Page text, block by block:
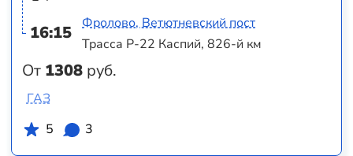
16:15
От 1308 руб.
Фролово, Ветютневский пост
Трасса Р-22 Каспий, 826-й км
ГАЗ
5
3